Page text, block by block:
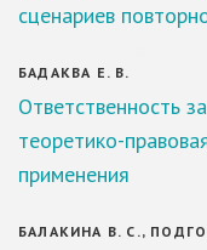
сценариев
БАДАКВА Е. В.
Ответственность
теоретико-
применения
БАЛАКИНА В. С.,